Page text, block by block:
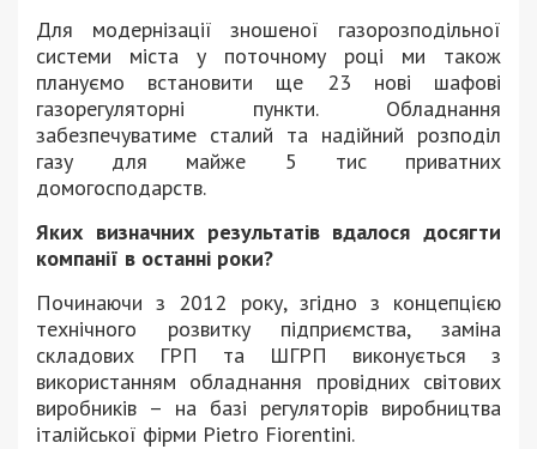
Для модернізації зношеної газорозподільної
системи міста у поточному році ми також
плануємо встановити ще 23 нові шафові
газорегуляторні пункти. Обладнання
забезпечуватиме сталий та надійний розподіл
газу для майже 5 тис приватних
домогосподарств.
Яких визначних результатів вдалося досягти
компанії в останні роки?
Починаючи з 2012 року, згідно з концепцією
технічного розвитку підприємства, заміна
складових ГРП та ШГРП виконується з
використанням обладнання провідних світових
виробників – на базі регуляторів виробництва
італійської фірми Pietro Fiorentini.